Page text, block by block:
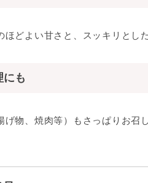
どよい甘さと、スッキリとし
にも
物、焼肉等）もさっぱりお召